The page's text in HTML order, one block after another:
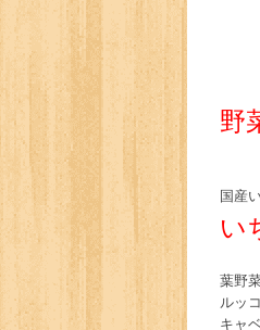
野
国産
い
葉野
ルッ
キャ